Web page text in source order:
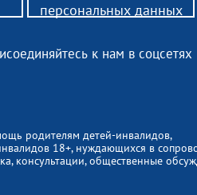
родителям детей-инвалидов,
18+, нуждающихся в
консультации, общественные
к нам в соцсетях
персональных данных